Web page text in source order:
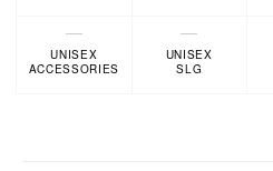
UNISEX
ACCESSORIES
UNISEX
SLG